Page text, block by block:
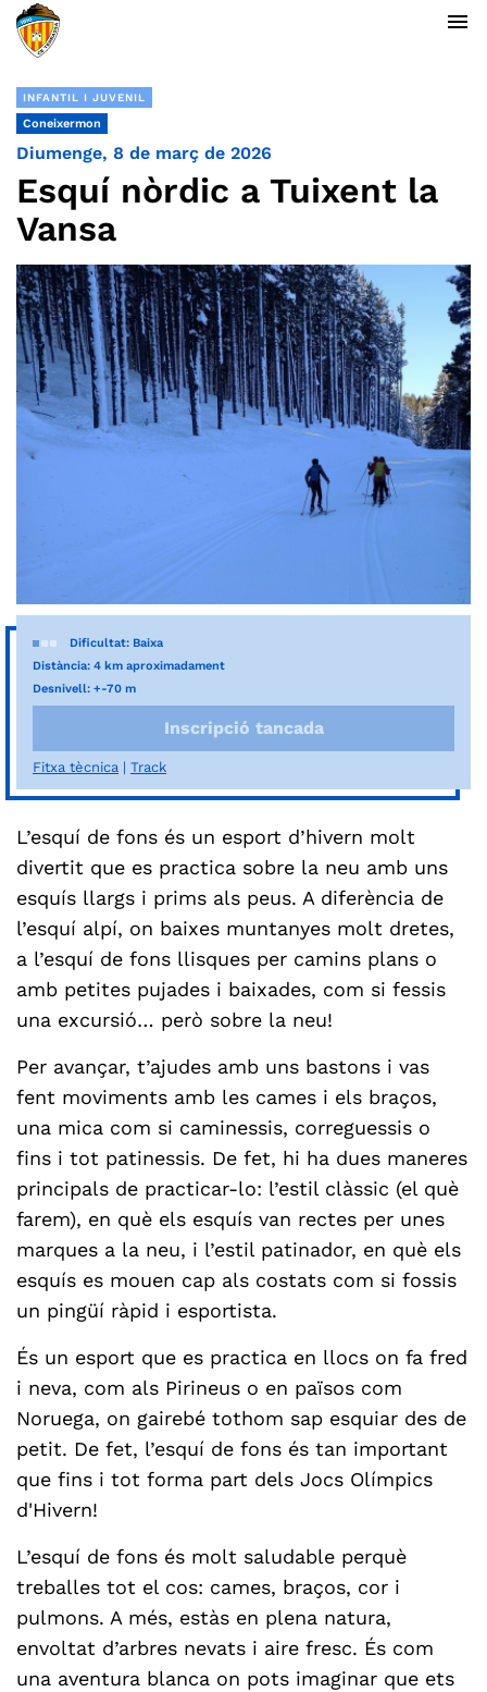
menu
INFANTIL I JUVENIL
Coneixermon
Diumenge, 8 de març de 2026
Esquí nòrdic a Tuixent la
Vansa
Dificultat: Baixa
Distància: 4 km aproximadament
Desnivell: +-70 m
Inscripció tancada
Fitxa tècnica Track
L’esquí de fons és un esport d’hivern molt
divertit que es practica sobre la neu amb uns
esquís llargs i prims als peus. A diferència de
l’esquí alpí, on baixes muntanyes molt dretes,
a l’esquí de fons llisques per camins plans o
amb petites pujades i baixades, com si fessis
una excursió… però sobre la neu!
Per avançar, t’ajudes amb uns bastons i vas
fent moviments amb les cames i els braços,
una mica com si caminessis, correguessis o
fins i tot patinessis. De fet, hi ha dues maneres
principals de practicar-lo: l’estil clàssic (el què
farem), en què els esquís van rectes per unes
marques a la neu, i l’estil patinador, en què els
esquís es mouen cap als costats com si fossis
un pingüí ràpid i esportista.
És un esport que es practica en llocs on fa fred
i neva, com als Pirineus o en països com
Noruega, on gairebé tothom sap esquiar des de
petit. De fet, l’esquí de fons és tan important
que fins i tot forma part dels Jocs Olímpics
d'Hivern!
L’esquí de fons és molt saludable perquè
treballes tot el cos: cames, braços, cor i
pulmons. A més, estàs en plena natura,
envoltat d’arbres nevats i aire fresc. És com
una aventura blanca on pots imaginar que ets